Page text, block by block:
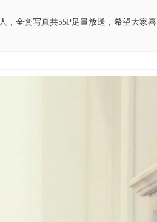
，全套写真共55P足量放送，希望大家喜